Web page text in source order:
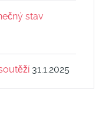
stav
31.1.2025